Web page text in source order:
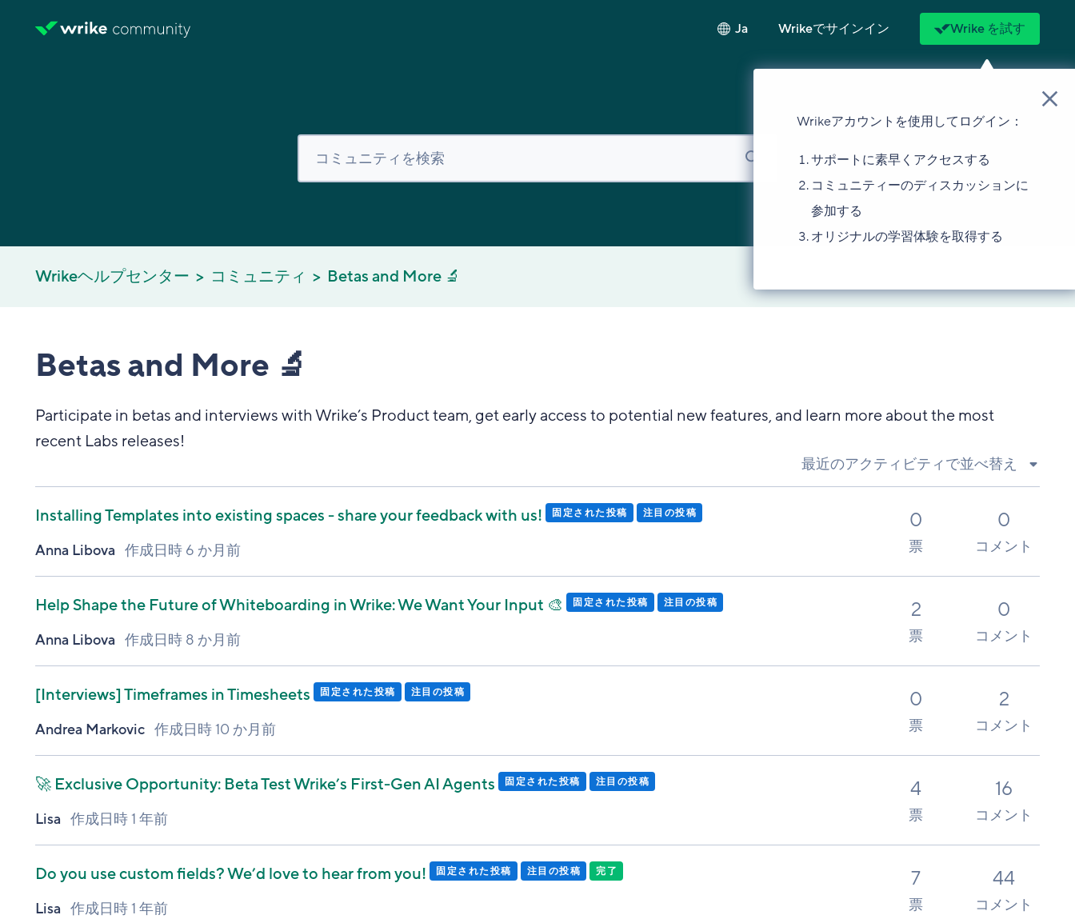
Ja Wrikeでサインイン Wrike を試す
Wrikeアカウントを使用してログイン：
サポートに素早くアクセスする
コミュニティーのディスカッションに
参加する
オリジナルの学習体験を取得する
Wrikeヘルプセンター コミュニティ Betas and More 🔬
Betas and More 🔬
Participate in betas and interviews with Wrike’s Product team, get early access to potential new features, and learn more about the most
recent Labs releases!
最近のアクティビティで並べ替え
Installing Templates into existing spaces - share your feedback with us! 固定された投稿 注目の投稿
Anna Libova 作成日時 6 か月前
0
票
0
コメント
Help Shape the Future of Whiteboarding in Wrike: We Want Your Input 🎨 固定された投稿 注目の投稿
Anna Libova 作成日時 8 か月前
2
票
0
コメント
[Interviews]Timeframes in Timesheets 固定された投稿 注目の投稿
Andrea Markovic 作成日時10 か月前
0
票
2
コメント
🚀 Exclusive Opportunity: Beta Test Wrike’s First-Gen AI Agents 固定された投稿 注目の投稿
Lisa 作成日時1 年前
4
票
16
コメント
Do you use custom fields? We’d love to hear from you! 固定された投稿 注目の投稿 完了
Lisa 作成日時1 年前
7
票
44
コメント